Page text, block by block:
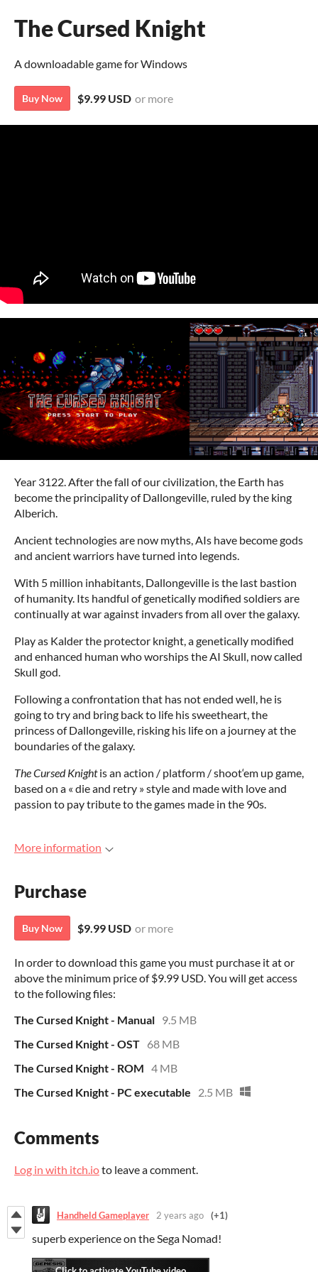
The Cursed Knight
A downloadable game for Windows
Buy Now $9.99 USD or more
Year 3122. After the fall of our civilization, the Earth has
become the principality of Dallongeville, ruled by the king
Alberich.
Ancient technologies are now myths, AIs have become gods
and ancient warriors have turned into legends.
With 5 million inhabitants, Dallongeville is the last bastion
of humanity. Its handful of genetically modified soldiers are
continually at war against invaders from all over the galaxy.
Play as Kalder the protector knight, a genetically modified
and enhanced human who worships the AI Skull, now called
Skull god.
Following a confrontation that has not ended well, he is
going to try and bring back to life his sweetheart, the
princess of Dallongeville, risking his life on a journey at the
boundaries of the galaxy.
The Cursed Knightis an action / platform / shoot‘em up game,
based on a « die and retry » style and made with love and
passion to pay tribute to the games made in the 90s.
More information
Purchase
Buy Now $9.99 USD or more
In order to download this game you must purchase it at or
above the minimum price of $9.99 USD. You will get access
to the following files:
The Cursed Knight - Manual 9.5 MB
The Cursed Knight - OST 68 MB
The Cursed Knight - ROM 4 MB
The Cursed Knight - PC executable
2.5 MB
Comments
Log in with itch.ioto leave a comment.
Handheld Gameplayer 2 years ago (+1)
superb experience on the Sega Nomad!